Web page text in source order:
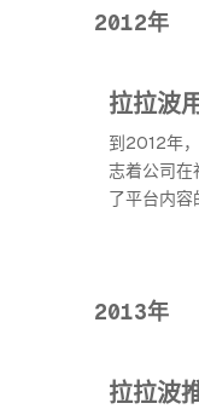
2012年
拉拉波
到2012年
志着公司在
了平台内容
2013年
拉拉波